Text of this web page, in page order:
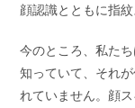
顔認識とともに指
今のところ、私た
知っていて、それ
れていません。顔